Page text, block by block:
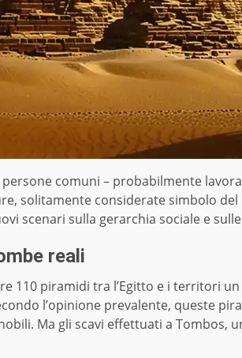
comuni – probabilmente
solitamente considerate simbolo del
scenari sulla gerarchia sociale e
reali
110 piramidi tra l’Egitto e i territori
l’opinione prevalente, queste
Ma gli scavi effettuati a Tombos,